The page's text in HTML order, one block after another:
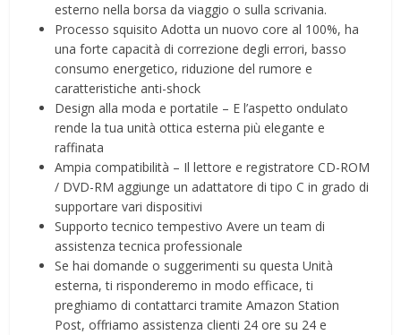
esterno nella borsa da viaggio o sulla scrivania.
Processo squisito Adotta un nuovo core al 100%, ha
una forte capacità di correzione degli errori, basso
consumo energetico, riduzione del rumore e
caratteristiche anti-shock
Design alla moda e portatile – E l’aspetto ondulato
rende la tua unità ottica esterna più elegante e
raffinata
Ampia compatibilità – Il lettore e registratore CD-ROM
/ DVD-RM aggiunge un adattatore di tipo C in grado di
supportare vari dispositivi
Supporto tecnico tempestivo Avere un team di
assistenza tecnica professionale
Se hai domande o suggerimenti su questa Unità
esterna, ti risponderemo in modo efficace, ti
preghiamo di contattarci tramite Amazon Station
Post, offriamo assistenza clienti 24 ore su 24 e